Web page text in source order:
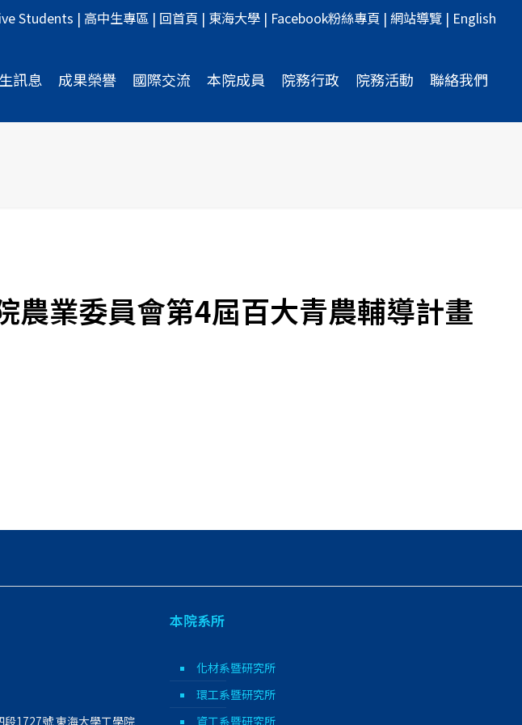
Students | 高中生專區 | 回首頁 | 東海大學 | Facebook粉絲專頁 | 網站導覽 | English
訊息 成果榮譽 國際交流 本院成員 院務行政 院務活動 聯絡我們
農業委員會第4屆百大青農輔導計畫
1727號 東海大學工學院
本院系所
化材系暨研究所
環工系暨研究所
資工系暨研究所